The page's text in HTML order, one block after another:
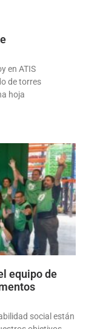
en ATIS
de torres
hoja
equipo de
social están